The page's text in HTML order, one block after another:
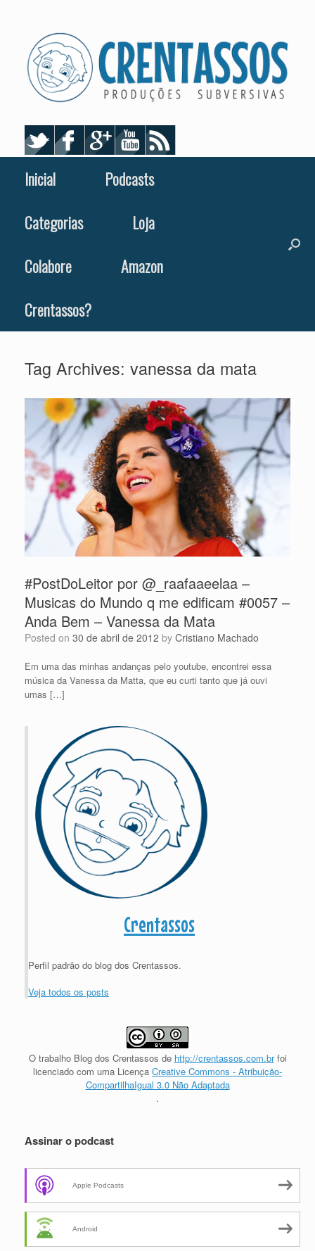
Inicial
Podcasts
Categorias
Loja
Colabore
Amazon
Crentassos?
Tag Archives: vanessa da mata
#PostDoLeitor por @_raafaaeelaa –
Musicas do Mundo q me edificam #0057 –
Anda Bem – Vanessa da Mata
Posted on 30 de abril de 2012 by Cristiano Machado
Em uma das minhas andanças pelo youtube, encontrei essa
música da Vanessa da Matta, que eu curti tanto que já ouvi
umas […]
Crentassos
Perfil padrão do blog dos Crentassos.
Veja todos os posts
O trabalho Blog dos Crentassos de http://crentassos.com.brfoi
licenciado com uma Licença Creative Commons - Atribuição-
CompartilhaIgual 3.0 Não Adaptada
.
Assinar o podcast
Apple Podcasts
Android